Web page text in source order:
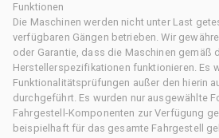
Funktionen
Die Maschinen werden nicht unter Last
verfügbaren Gängen betrieben. Wir
oder Garantie, dass die Maschinen gemäß
Herstellerspezifikationen funktionieren. Es
Funktionalitätsprüfungen außer den hierin
durchgeführt. Es wurden nur ausgewählte
Fahrgestell-Komponenten zur Verfügung
beispielhaft für das gesamte Fahrgestell